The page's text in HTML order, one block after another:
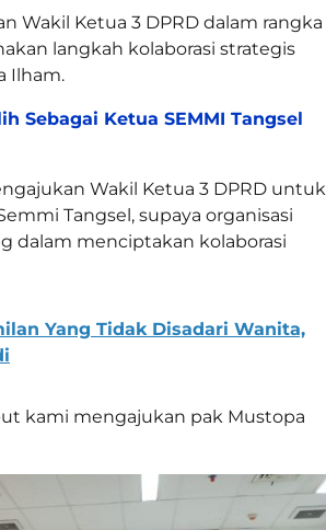
Wakil Ketua 3 DPRD dalam rangka
langkah kolaborasi strategis
Ilham.
Sebagai Ketua SEMMI Tangsel
Wakil Ketua 3 DPRD untuk
Tangsel, supaya organisasi
dalam menciptakan kolaborasi
Yang Tidak Disadari Wanita,
kami mengajukan pak Mustopa